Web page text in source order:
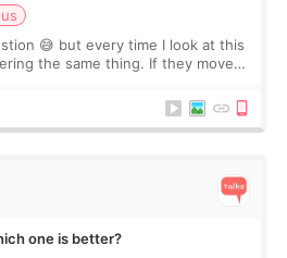
😅 but every time I look at this
the same thing. If they move
one is better?